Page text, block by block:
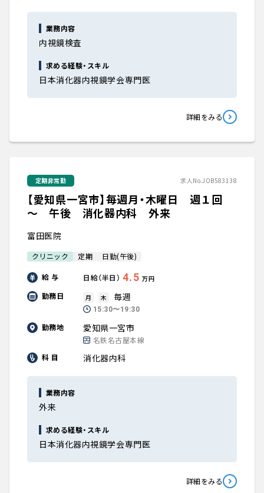
業務内容
内視鏡検査
求める経験・スキル
日本消化器内視鏡学会専門医
詳細をみる
定期非常勤 求人No.JOB583138
【愛知県一宮市】毎週月・木曜日 週１回
～ 午後 消化器内科 外来
富田医院
クリニック 定期 日勤(午後)
給 与 日給（半日） 4.5 万円
勤務日 月 木 毎週
15:30〜19:30
勤務地 愛知県一宮市
名鉄名古屋本線
科 目
消化器内科
業務内容
外来
求める経験・スキル
日本消化器内視鏡学会専門医
詳細をみる